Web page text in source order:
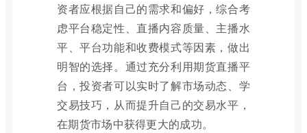
资者应根据自己的需求和偏好，综合考
虑平台稳定性、直播内容质量、主播水
平、平台功能和收费模式等因素，做出
明智的选择。通过充分利用期货直播平
台，投资者可以实时了解市场动态、学
交易技巧，从而提升自己的交易水平，
在期货市场中获得更大的成功。